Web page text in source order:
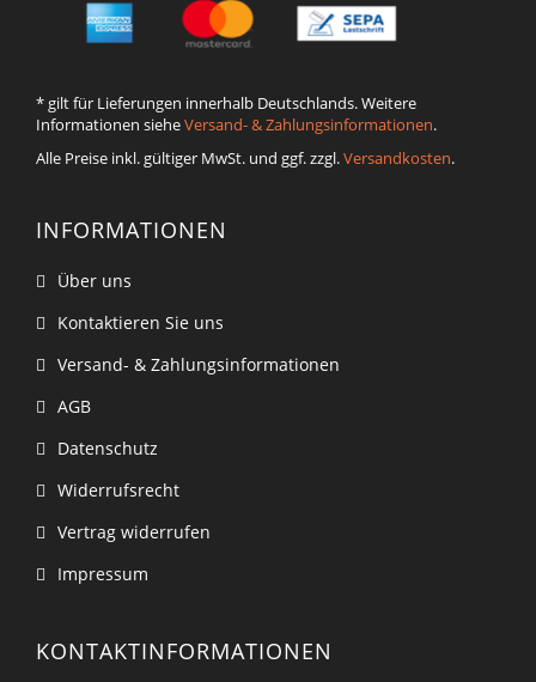
* gilt für Lieferungen innerhalb Deutschlands. Weitere
Informationen sieheVersand- & Zahlungsinformationen.
Alle Preise inkl. gültiger MwSt. und ggf. zzgl.Versandkosten.
INFORMATIONEN
Über uns
Kontaktieren Sie uns
Versand- & Zahlungsinformationen
AGB
Datenschutz
Widerrufsrecht
Vertrag widerrufen
Impressum
KONTAKTINFORMATIONEN